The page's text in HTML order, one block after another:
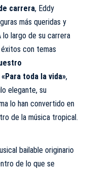
carrera, Eddy
más queridas y
lo largo de su carrera
con temas
«Para toda la vida»,
elegante, su
lo han convertido en
de la música tropical.
bailable originario
de lo que se